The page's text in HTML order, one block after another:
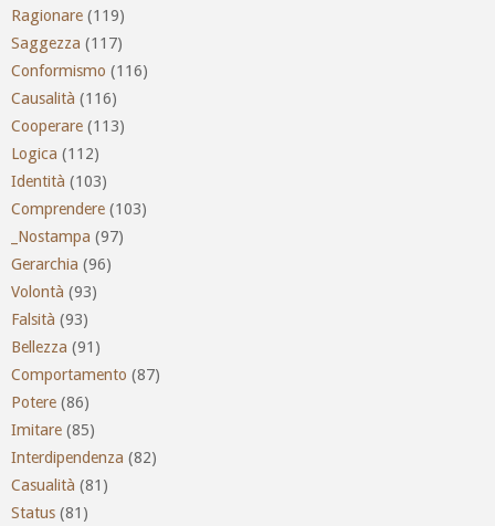
Ragionare (119)
Saggezza (117)
Conformismo (116)
Causalità (116)
Cooperare (113)
Logica (112)
Identità (103)
Comprendere (103)
_Nostampa (97)
Gerarchia (96)
Volontà (93)
Falsità (93)
Bellezza (91)
Comportamento (87)
Potere (86)
Imitare (85)
Interdipendenza (82)
Casualità (81)
Status (81)